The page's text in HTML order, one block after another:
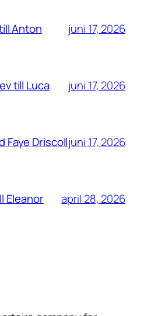
Anton juni 17, 2026
till Luca juni 17, 2026
Faye Driscolljuni 17, 2026
Eleanor april 28, 2026